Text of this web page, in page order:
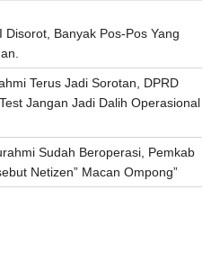
Disorot, Banyak Pos-Pos Yang
Terus Jadi Sorotan, DPRD
Jangan Jadi Dalih Operasional
Sudah Beroperasi, Pemkab
Netizen” Macan Ompong”